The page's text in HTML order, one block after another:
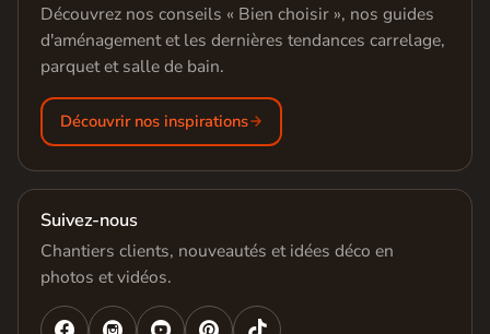
Découvrez nos conseils « Bien choisir », nos guides
d'aménagement et les dernières tendances carrelage,
parquet et salle de bain.
Découvrir nos inspirations
Suivez-nous
Chantiers clients, nouveautés et idées déco en
photos et vidéos.
   